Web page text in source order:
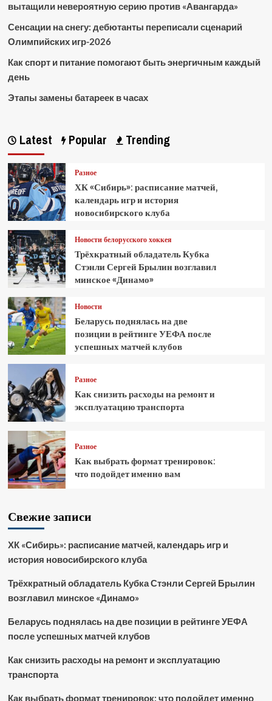
вытащили невероятную серию против «Авангарда»
Сенсации на снегу: дебютанты переписали сценарий
Олимпийских игр-2026
Как спорт и питание помогают быть энергичным каждый
день
Этапы замены батареек в часах
Latest Popular Trending
Разное
ХК «Сибирь»: расписание матчей,
календарь игр и история
новосибирского клуба
Новости белорусского хоккея
Трёхкратный обладатель Кубка
Стэнли Сергей Брылин возглавил
минское «Динамо»
Новости
Беларусь поднялась на две
позиции в рейтинге УЕФА после
успешных матчей клубов
Разное
Как снизить расходы на ремонт и
эксплуатацию транспорта
Разное
Как выбрать формат тренировок:
что подойдет именно вам
Свежие записи
ХК «Сибирь»: расписание матчей, календарь игр и
история новосибирского клуба
Трёхкратный обладатель Кубка Стэнли Сергей Брылин
возглавил минское «Динамо»
Беларусь поднялась на две позиции в рейтинге УЕФА
после успешных матчей клубов
Как снизить расходы на ремонт и эксплуатацию
транспорта
Как выбрать формат тренировок: что подойдет именно